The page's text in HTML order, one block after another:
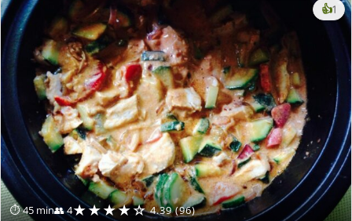
⏱ 45 min👥 4★★★★☆ 4.39 (96)
👍1